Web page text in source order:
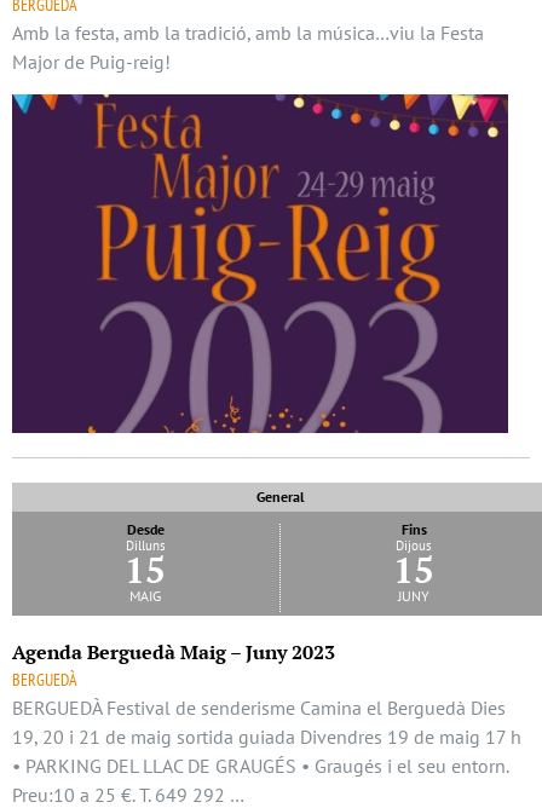
BERGUEDÀ
Amb la festa, amb la tradició, amb la música…viu la Festa
Major de Puig-reig!
General
Desde
Dilluns
15
maig
Fins
Dijous
15
juny
Agenda Berguedà Maig – Juny 2023
BERGUEDÀ
BERGUEDÀ Festival de senderisme Camina el Berguedà Dies
19, 20 i 21 de maig sortida guiada Divendres 19 de maig 17 h
• PARKING DEL LLAC DE GRAUGÉS • Graugés i el seu entorn.
Preu:10 a 25 €. T. 649 292 …